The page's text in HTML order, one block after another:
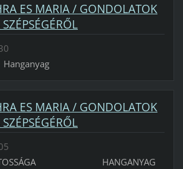
ES MARIA / GONDOLATOK
ES MARIA / GONDOLATOK
HANGANYAG